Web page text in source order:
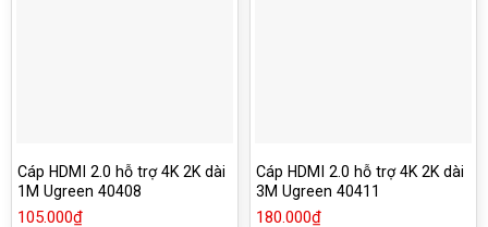
Cáp HDMI 2.0 hỗ trợ 4K 2K dài
1M Ugreen 40408
105.000₫
Cáp HDMI 2.0 hỗ trợ 4K 2K dài
3M Ugreen 40411
180.000₫